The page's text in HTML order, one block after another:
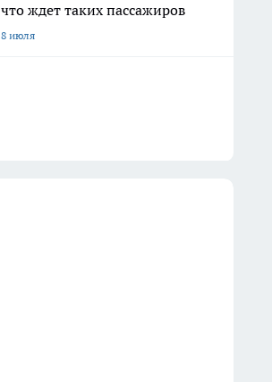
что ждет таких пассажиров
8 июля